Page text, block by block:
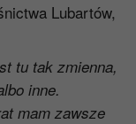
Lubartów,
tu tak zmienna,
inne.
mam zawsze